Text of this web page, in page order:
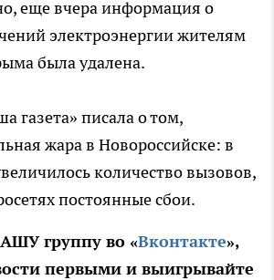
еще вчера информация о
электроэнергии жителям
была удалена.
газета» писала о том,
жара в Новороссийске: в
количество вызовов,
постоянные сбои.
группу во «Вконтакте»,
первыми и выигрывайте